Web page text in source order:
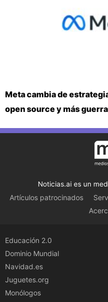
Meta cambia de
open source y más
Noticias.ai es un
Artículos patrocinados
Educación 2.0
Dominio Mundial
Navidad.es
Juguetes.org
Monólogos